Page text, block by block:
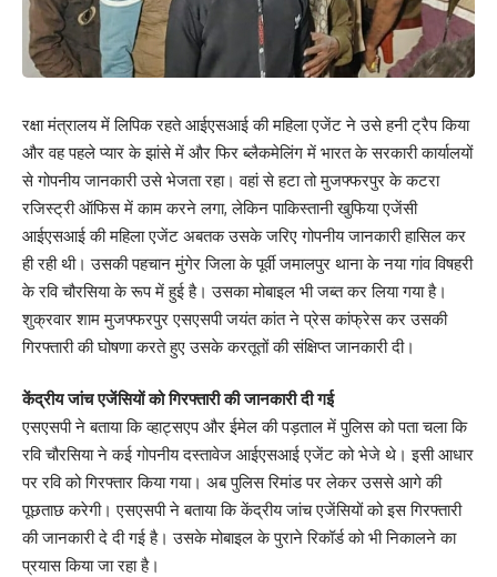
रक्षा मंत्रालय में लिपिक रहते आईएसआई की महिला एजेंट ने उसे हनी ट्रैप किया
और वह पहले प्यार के झांसे में और फिर ब्लैकमेलिंग में भारत के सरकारी कार्यालयों
से गोपनीय जानकारी उसे भेजता रहा। वहां से हटा तो मुजफ्फरपुर के कटरा
रजिस्ट्री ऑफिस में काम करने लगा, लेकिन पाकिस्तानी खुफिया एजेंसी
आईएसआई की महिला एजेंट अबतक उसके जरिए गोपनीय जानकारी हासिल कर
ही रही थी। उसकी पहचान मुंगेर जिला के पूर्वी जमालपुर थाना के नया गांव विषहरी
के रवि चौरसिया के रूप में हुई है। उसका मोबाइल भी जब्त कर लिया गया है।
शुक्रवार शाम मुजफ्फरपुर एसएसपी जयंत कांत ने प्रेस कांफ्रेस कर उसकी
गिरफ्तारी की घोषणा करते हुए उसके करतूतों की संक्षिप्त जानकारी दी।
केंद्रीय जांच एजेंसियों को गिरफ्तारी की जानकारी दी गई
एसएसपी ने बताया कि व्हाट्सएप और ईमेल की पड़ताल में पुलिस को पता चला कि
रवि चौरसिया ने कई गोपनीय दस्तावेज आईएसआई एजेंट को भेजे थे। इसी आधार
पर रवि को गिरफ्तार किया गया। अब पुलिस रिमांड पर लेकर उससे आगे की
पूछताछ करेगी। एसएसपी ने बताया कि केंद्रीय जांच एजेंसियों को इस गिरफ्तारी
की जानकारी दे दी गई है। उसके मोबाइल के पुराने रिकॉर्ड को भी निकालने का
प्रयास किया जा रहा है।